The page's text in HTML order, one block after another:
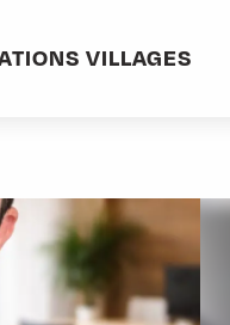
VILLAGES